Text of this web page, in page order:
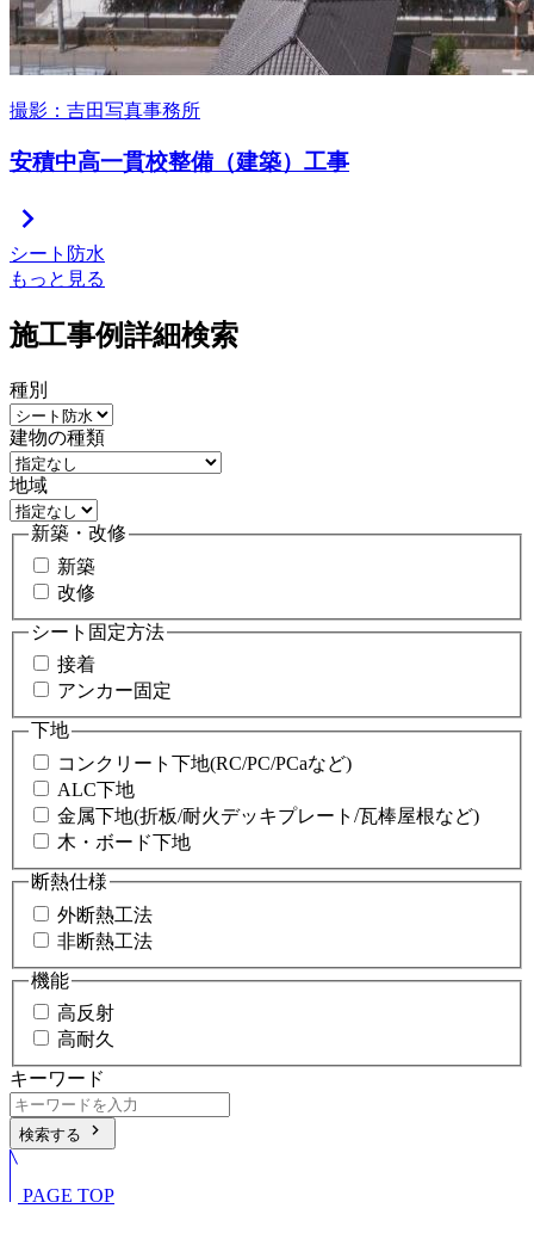
撮影：吉田写真事務所
安積中高一貫校整備（建築）工事
chevron_right
シート防水
もっと見る
施工事例詳細検索
種別
建物の種類
地域
新築・改修
新築
改修
シート固定方法
接着
アンカー固定
下地
コンクリート下地(RC/PC/PCaなど)
ALC下地
金属下地(折板/耐火デッキプレート/瓦棒屋根など)
木・ボード下地
断熱仕様
外断熱工法
非断熱工法
機能
高反射
高耐久
キーワード
検索する chevron_right
PAGE TOP